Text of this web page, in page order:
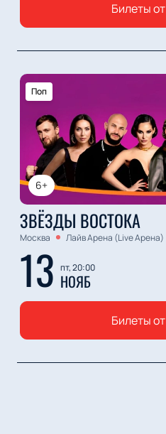
Билеты от
6+
Поп
ЗВЁЗДЫ ВОСТОКА
Москва Лайв Арена (Live Арена)
13 пт, 20:00
НОЯБ
Билеты от